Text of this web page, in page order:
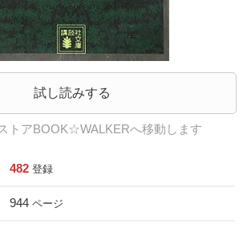
試し読みする
トアBOOK☆WALKERへ移動します
482 登録
944 ページ